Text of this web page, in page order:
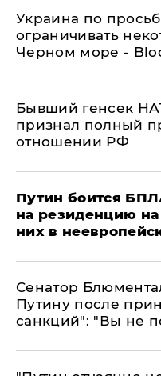
Украина по
ограничивать
Черном море -
Бывший генсек
признал полный
отношении РФ
Путин боится
на резиденцию на
них в
Сенатор
Путину после
санкций": "Вы не